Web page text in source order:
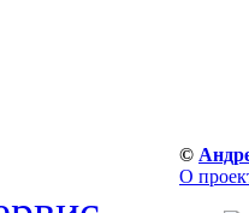
©
О